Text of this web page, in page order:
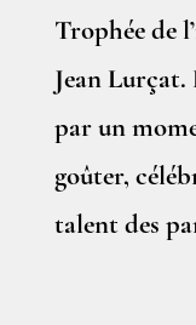
Trophée de
Jean Lurçat.
par un
goûter,
talent des